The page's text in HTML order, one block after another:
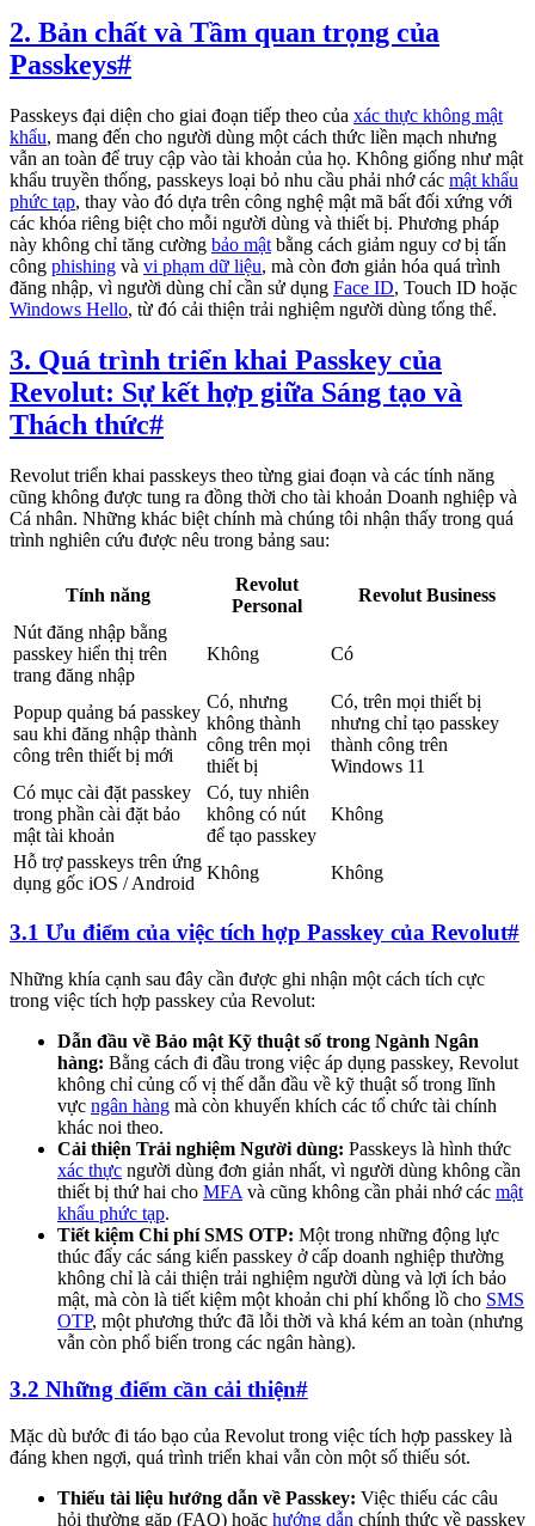
2. Bản chất và Tầm quan trọng của
Passkeys#
Passkeys đại diện cho giai đoạn tiếp theo của xác thực không mật
khẩu, mang đến cho người dùng một cách thức liền mạch nhưng
vẫn an toàn để truy cập vào tài khoản của họ. Không giống như mật
khẩu truyền thống, passkeys loại bỏ nhu cầu phải nhớ các mật khẩu
phức tạp, thay vào đó dựa trên công nghệ mật mã bất đối xứng với
các khóa riêng biệt cho mỗi người dùng và thiết bị. Phương pháp
này không chỉ tăng cường bảo mật bằng cách giảm nguy cơ bị tấn
công phishing và vi phạm dữ liệu, mà còn đơn giản hóa quá trình
đăng nhập, vì người dùng chỉ cần sử dụng Face ID, Touch ID hoặc
Windows Hello, từ đó cải thiện trải nghiệm người dùng tổng thể.
3. Quá trình triển khai Passkey của
Revolut: Sự kết hợp giữa Sáng tạo và
Thách thức#
Revolut triển khai passkeys theo từng giai đoạn và các tính năng
cũng không được tung ra đồng thời cho tài khoản Doanh nghiệp và
Cá nhân. Những khác biệt chính mà chúng tôi nhận thấy trong quá
trình nghiên cứu được nêu trong bảng sau:
Tính năng
Revolut
Personal
Revolut Business
Nút đăng nhập bằng
passkey hiển thị trên
trang đăng nhập
Không Có
Popup quảng bá passkey
sau khi đăng nhập thành
công trên thiết bị mới
Có, nhưng
không thành
công trên mọi
thiết bị
Có, trên mọi thiết bị
nhưng chỉ tạo passkey
thành công trên
Windows 11
Có mục cài đặt passkey
trong phần cài đặt bảo
mật tài khoản
Có, tuy nhiên
không có nút
để tạo passkey
Không
Hỗ trợ passkeys trên ứng
dụng gốc iOS / Android
Không Không
3.1 Ưu điểm của việc tích hợp Passkey của Revolut#
Những khía cạnh sau đây cần được ghi nhận một cách tích cực
trong việc tích hợp passkey của Revolut:
Dẫn đầu về Bảo mật Kỹ thuật số trong Ngành Ngân
hàng: Bằng cách đi đầu trong việc áp dụng passkey, Revolut
không chỉ củng cố vị thế dẫn đầu về kỹ thuật số trong lĩnh
vực ngân hàng mà còn khuyến khích các tổ chức tài chính
khác noi theo.
Cải thiện Trải nghiệm Người dùng: Passkeys là hình thức
xác thực người dùng đơn giản nhất, vì người dùng không cần
thiết bị thứ hai cho MFA và cũng không cần phải nhớ các mật
khẩu phức tạp.
Tiết kiệm Chi phí SMS OTP: Một trong những động lực
thúc đẩy các sáng kiến passkey ở cấp doanh nghiệp thường
không chỉ là cải thiện trải nghiệm người dùng và lợi ích bảo
mật, mà còn là tiết kiệm một khoản chi phí khổng lồ cho SMS
OTP, một phương thức đã lỗi thời và khá kém an toàn (nhưng
vẫn còn phổ biến trong các ngân hàng).
3.2 Những điểm cần cải thiện#
Mặc dù bước đi táo bạo của Revolut trong việc tích hợp passkey là
đáng khen ngợi, quá trình triển khai vẫn còn một số thiếu sót.
Thiếu tài liệu hướng dẫn về Passkey: Việc thiếu các câu
hỏi thường gặp (FAQ) hoặc hướng dẫn chính thức về passkey